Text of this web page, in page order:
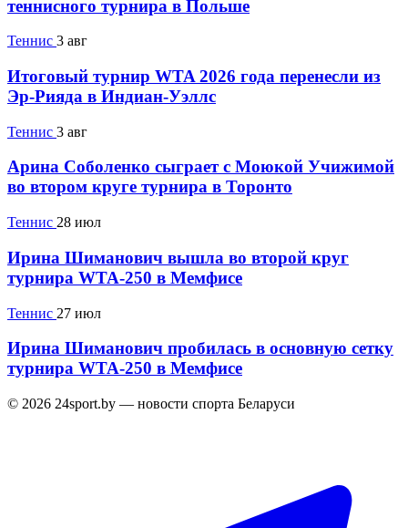
теннисного турнира в Польше
Теннис 3 авг
Итоговый турнир WTA 2026 года перенесли из
Эр-Рияда в Индиан-Уэллс
Теннис 3 авг
Арина Соболенко сыграет с Моюкой Учижимой
во втором круге турнира в Торонто
Теннис 28 июл
Ирина Шиманович вышла во второй круг
турнира WTA-250 в Мемфисе
Теннис 27 июл
Ирина Шиманович пробилась в основную сетку
турнира WTA-250 в Мемфисе
© 2026 24sport.by — новости спорта Беларуси